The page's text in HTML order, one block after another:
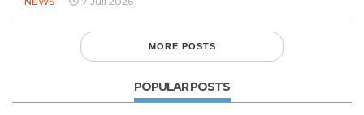
MORE POSTS
POPULAR POSTS